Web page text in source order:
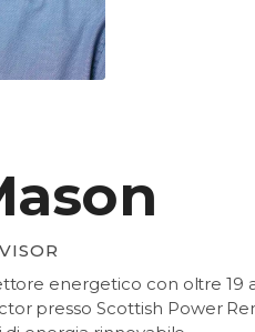
energetico con oltre
presso Scottish Power